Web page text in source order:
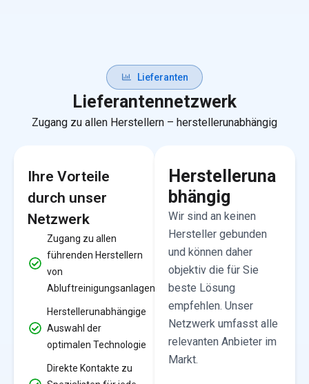
Lieferanten
Lieferantennetzwerk
Zugang zu allen Herstellern – herstellerunabhängig
Ihre Vorteile
durch unser
Netzwerk
Zugang zu allen
führenden Herstellern
von
Abluftreinigungsanlagen
Herstellerunabhängige
Auswahl der
optimalen Technologie
Direkte Kontakte zu
Herstelleruna
bhängig
Wir sind an keinen
Hersteller gebunden
und können daher
objektiv die für Sie
beste Lösung
empfehlen. Unser
Netzwerk umfasst alle
relevanten Anbieter im
Markt.